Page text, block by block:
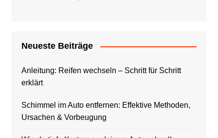
Neueste Beiträge
Anleitung: Reifen wechseln – Schritt für Schritt
erklärt
Schimmel im Auto entfernen: Effektive Methoden,
Ursachen & Vorbeugung